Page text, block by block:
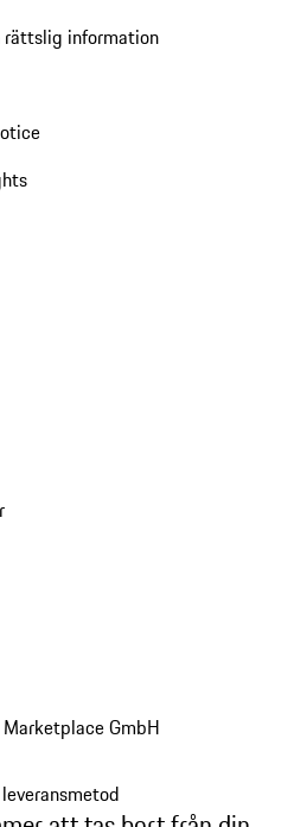
rättslig information
GmbH